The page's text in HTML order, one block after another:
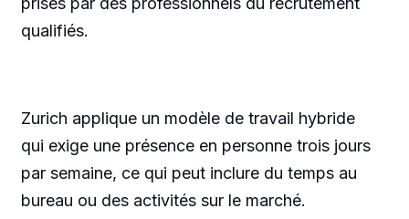
qualifiés.
Zurich applique un modèle de travail hybride
qui exige une présence en personne trois jours
par semaine, ce qui peut inclure du temps au
bureau ou des activités sur le marché.